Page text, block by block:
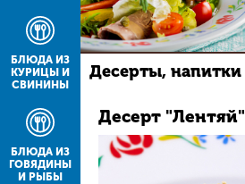
БЛЮДА ИЗ
КУРИЦЫ И
СВИНИНЫ
БЛЮДА ИЗ
ГОВЯДИНЫ
И РЫБЫ
Десерты, напитки
Десерт "Лентяй"